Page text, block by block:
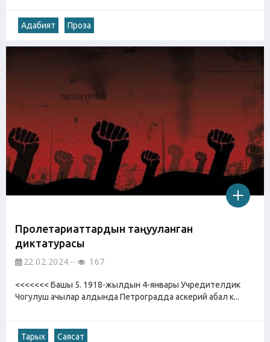
Адабият Проза
Пролетариаттардын таңууланган
диктатурасы
22.02.2024 167
<<<<<<< Башы 5. 1918-жылдын 4-январы Учредителдик
Чогулуш ачылар алдында Петроградда аскерий абал к...
Тарых Саясат